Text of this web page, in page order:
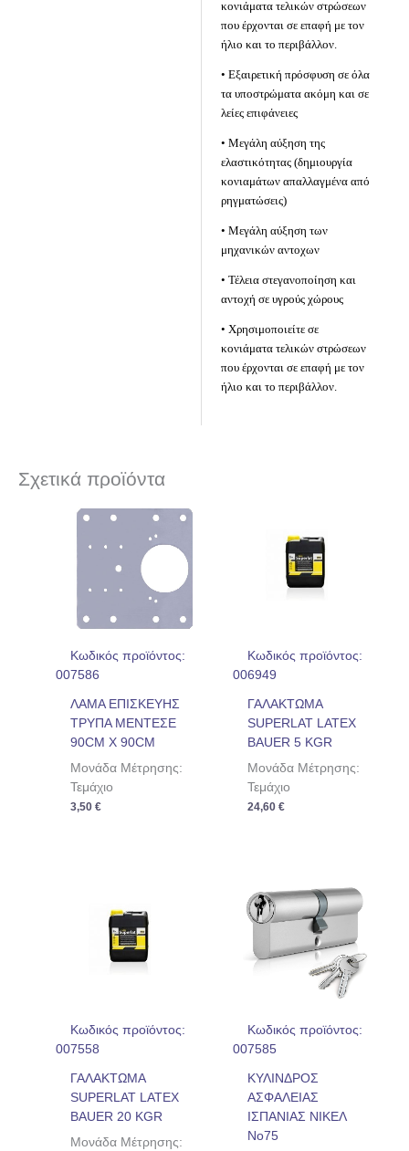
κονιάματα τελικών στρώσεων
που έρχονται σε επαφή με τον
ήλιο και το περιβάλλον.
• Εξαιρετική πρόσφυση σε όλα
τα υποστρώματα ακόμη και σε
λείες επιφάνειες
• Μεγάλη αύξηση της
ελαστικότητας (δημιουργία
κονιαμάτων απαλλαγμένα από
ρηγματώσεις)
• Μεγάλη αύξηση των
μηχανικών αντοχων
• Τέλεια στεγανοποίηση και
αντοχή σε υγρούς χώρους
• Χρησιμοποιείτε σε
κονιάματα τελικών στρώσεων
που έρχονται σε επαφή με τον
ήλιο και το περιβάλλον.
Σχετικά προϊόντα
Κωδικός προϊόντος:
007586
ΛΑΜΑ ΕΠΙΣΚΕΥΗΣ
ΤΡΥΠΑ ΜΕΝΤΕΣΕ
90CM X 90CM
Μονάδα Μέτρησης:
Τεμάχιο
3,50€
Κωδικός προϊόντος:
006949
ΓΑΛΑΚΤΩΜΑ
SUPERLAT LATEX
BAUER 5 KGR
Μονάδα Μέτρησης:
Τεμάχιο
24,60 €
Κωδικός προϊόντος:
007558
ΓΑΛΑΚΤΩΜΑ
SUPERLAT LATEX
BAUER 20 KGR
Μονάδα Μέτρησης:
Κωδικός προϊόντος:
007585
ΚΥΛΙΝΔΡΟΣ
ΑΣΦΑΛΕΙΑΣ
ΙΣΠΑΝΙΑΣ ΝΙΚΕΛ
No75